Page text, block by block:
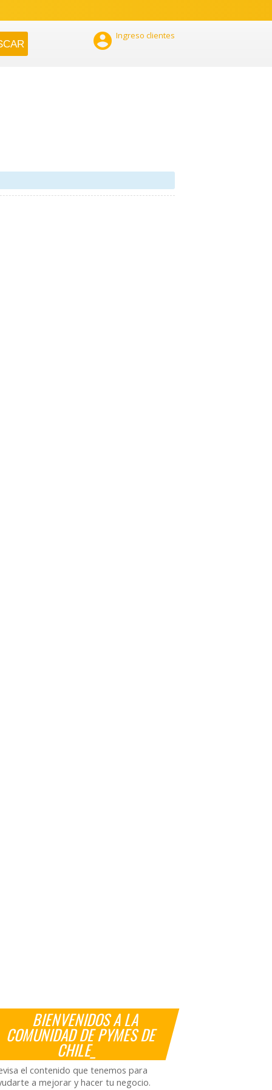
 Ingreso clientes
BIENVENIDOS A LA
COMUNIDAD DE PYMES DE
CHILE_
el contenido que tenemos para
a mejorar y hacer tu negocio.